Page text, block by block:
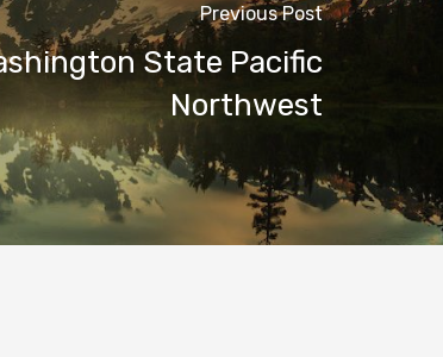
Previous Post
State Pacific
Northwest